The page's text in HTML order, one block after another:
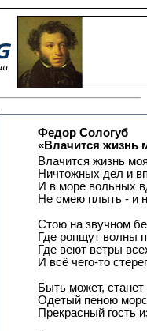
Федор Сологуб
«Влачится жизнь
Влачится жизнь
Ничтожных дел и
И в море вольных
Не смею плыть - и
Стою на звучном
Где ропщут волны
Где веют ветры
И всё чего-то
Быть может,
Одетый пеною
Прекрасный гость